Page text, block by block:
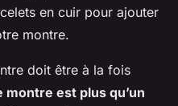
en cuir pour ajouter
montre.
doit être à la fois
montre est plus qu’un